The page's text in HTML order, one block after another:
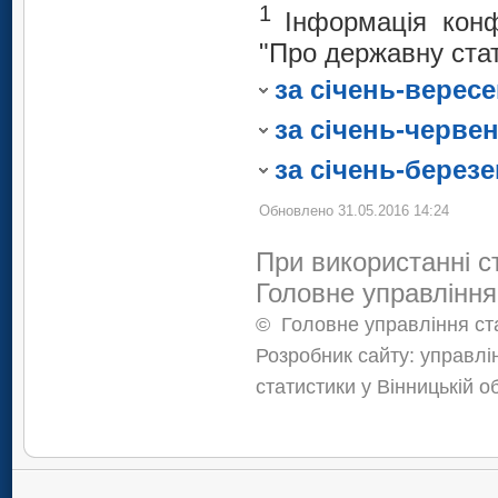
1 Інформація
"Про державну
за січень-
Надання інших видів
1Інформація
"Про державну
за січень-
Мистецтво, спорт, розваги
Надання інших видів послуг
1Інформація
"Про державну
за січень-
допомоги
Мистецтво, спорт,
Надання інших видів
1Інформація
"Про державну
Обновлено 31.05.2016 14:24
При використанні
Головне
© Головне управління
Розробник сайту:
статистики у Вінницькій